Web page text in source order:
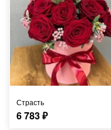
Страсть
6 783₽